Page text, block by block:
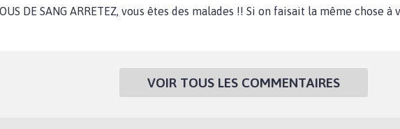
DE SANG ARRETEZ, vous êtes des malades !! Si on faisait la même chose à
VOIR TOUS LES COMMENTAIRES